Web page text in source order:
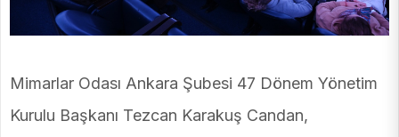
Mimarlar Odası Ankara Şubesi 47 Dönem Yönetim
Kurulu Başkanı Tezcan Karakuş Candan,